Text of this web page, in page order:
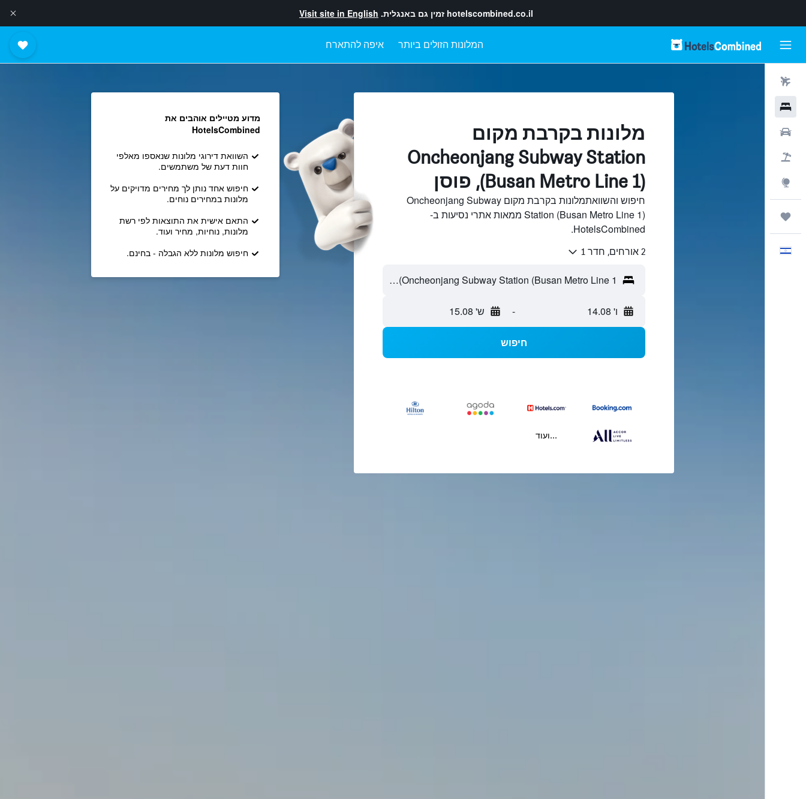
hotelscombined.co.il זמין גם באנגלית. Visit site in English
המלונות הזולים ביותר איפה להתארח
מלונות בקרבת מקום
Oncheonjang Subway Station
(Busan Metro Line 1), פוסן
חיפוש והשוואתמלונות בקרבת מקום Oncheonjang Subway
Station (Busan Metro Line 1) ממאות אתרי נסיעות ב-
HotelsCombined.
2 אורחים, חדר 1
ו' 14.08 - ש' 15.08
חיפוש
...ועוד
מדוע מטיילים אוהבים את
HotelsCombined
השוואת דירוגי מלונות שנאספו מאלפי
חוות דעת של משתמשים.
חיפוש אחד נותן לך מחירים מדויקים על
מלונות במחירים נוחים.
התאם אישית את התוצאות לפי רשת
מלונות, נוחיות, מחיר ועוד.
חיפוש מלונות ללא הגבלה - בחינם.